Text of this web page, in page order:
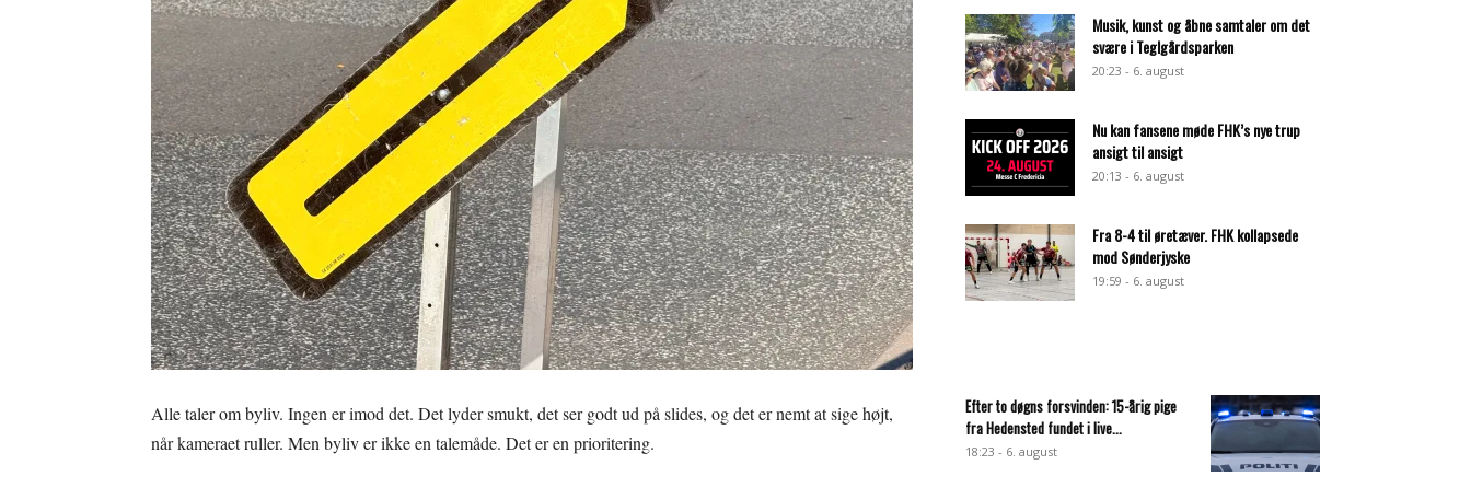
Alle taler om byliv. Ingen er imod det. Det lyder smukt, det ser godt ud på slides, og det er nemt at sige højt,
når kameraet ruller. Men byliv er ikke en talemåde. Det er en prioritering.
Musik, kunst og åbne samtaler om det
svære i Teglgårdsparken
20:23 - 6. august
Nu kan fansene møde FHK’s nye trup
ansigt til ansigt
20:13 - 6. august
Fra 8-4 til øretæver. FHK kollapsede
mod Sønderjyske
19:59 - 6. august
Efter to døgns forsvinden: 15-årig pige
fra Hedensted fundet i live...
18:23 - 6. august